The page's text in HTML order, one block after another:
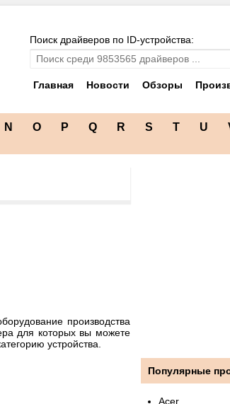
Поиск драйверов по ID-устройства:
Главная Новости Обзоры
N O P Q R S T U
производства
для которых вы можете
устройства.
Популярные
Acer